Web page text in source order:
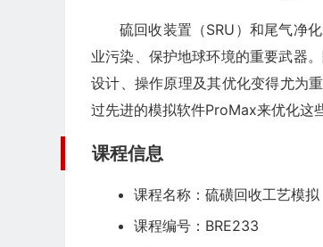
硫回收装置（SRU）和尾气净
业污染、保护地球环境的重要武器
设计、操作原理及其优化变得尤为
过先进的模拟软件ProMax来优化这
课程信息
课程名称： 硫磺回收工艺模拟
课程编号：BRE233